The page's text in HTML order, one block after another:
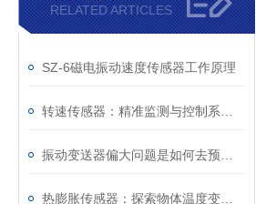
RELATED ARTICLES
SZ-6磁电振动速度传感器工作原理